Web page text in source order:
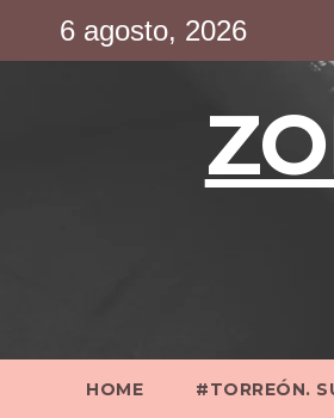
6 agosto, 2026
HOME #TORREÓN.